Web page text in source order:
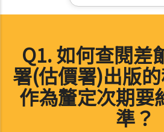
Q1. 如何查閱差
署(估價署)出版
作為釐定次期要
準？